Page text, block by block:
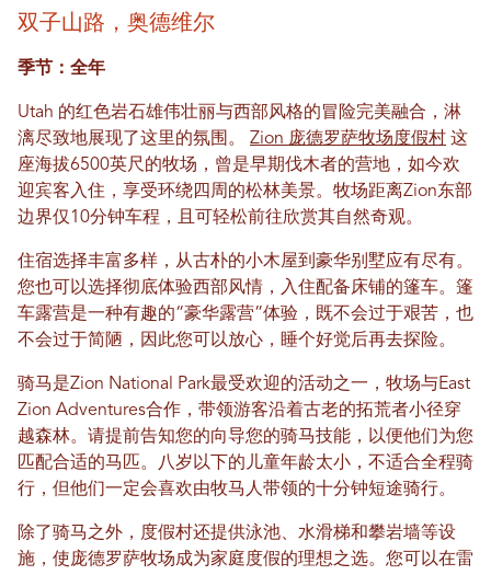
双子山路，奥德维尔
季节：全年
Utah 的红色岩石雄伟壮丽与西部风格的冒险完美融合，淋
漓尽致地展现了这里的氛围。 Zion 庞德罗萨牧场度假村 这
座海拔6500英尺的牧场，曾是早期伐木者的营地，如今欢
迎宾客入住，享受环绕四周的松林美景。牧场距离Zion东部
边界仅10分钟车程，且可轻松前往欣赏其自然奇观。
住宿选择丰富多样，从古朴的小木屋到豪华别墅应有尽有。
您也可以选择彻底体验西部风情，入住配备床铺的篷车。篷
车露营是一种有趣的“豪华露营”体验，既不会过于艰苦，也
不会过于简陋，因此您可以放心，睡个好觉后再去探险。
骑马是Zion National Park最受欢迎的活动之一，牧场与East
Zion Adventures合作，带领游客沿着古老的拓荒者小径穿
越森林。请提前告知您的向导您的骑马技能，以便他们为您
匹配合适的马匹。八岁以下的儿童年龄太小，不适合全程骑
行，但他们一定会喜欢由牧马人带领的十分钟短途骑行。
除了骑马之外，度假村还提供泳池、水滑梯和攀岩墙等设
施，使庞德罗萨牧场成为家庭度假的理想之选。您可以在雷